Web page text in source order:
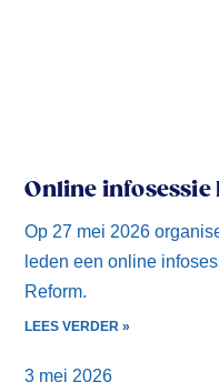
Online infosessie
Op 27 mei 2026
leden een online
Reform.
LEES VERDER »
3 mei 2026